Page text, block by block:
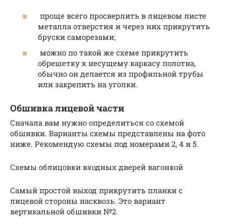
проще всего просверлить в лицевом листе
металла отверстия и через них прикрутить
бруски саморезами;
можно по такой же схеме прикрутить
обрешетку к несущему каркасу полотна,
обычно он делается из профильной трубы
или закрепить на уголки.
Обшивка лицевой части
Сначала вам нужно определиться со схемой
обшивки. Варианты схемы представлены на фото
ниже. Рекомендую схемы под номерами 2, 4 и 5.
Схемы облицовки входных дверей вагонкой
Самый простой выход прикрутить планки с
лицевой стороны насквозь. Это вариант
вертикальной обшивки №2.